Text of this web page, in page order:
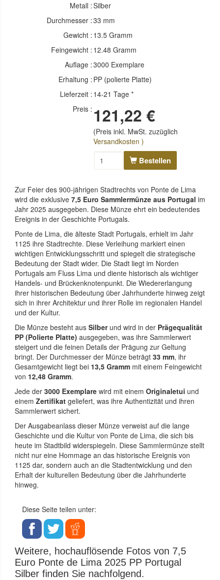
Metall :Silber
Durchmesser :33 mm
Gewicht : 13.5 Gramm
Feingewicht : 12.48 Gramm
Auflage :3000 Exemplare
Erhaltung : PP (polierte Platte)
Lieferzeit : 14-21 Tage *
Preis : 121,22 €
(Preis inkl. MwSt. zuzüglich
Versandkosten )
Bestellen
Zur Feier des 900-jährigen Stadtrechts von Ponte de Lima
wird die exklusive 7,5 Euro Sammlermünze aus Portugal im
Jahr 2025 ausgegeben. Diese Münze ehrt ein bedeutendes
Ereignis in der Geschichte Portugals.
Ponte de Lima, die älteste Stadt Portugals, erhielt im Jahr
1125 ihre Stadtrechte. Diese Verleihung markiert einen
wichtigen Entwicklungsschritt und spiegelt die strategische
Bedeutung der Stadt wider. Die Stadt liegt im Norden
Portugals am Fluss Lima und diente historisch als wichtiger
Handels- und Brückenknotenpunkt. Die Wiedererlangung
ihrer historischen Bedeutung über Jahrhunderte hinweg zeigt
sich in ihrer Architektur und ihrer Rolle im regionalen Handel
und der Kultur.
Die Münze besteht aus Silberund wird in der Prägequalität
PP (Polierte Platte) ausgegeben, was ihre Sammlerwert
steigert und die feinen Details der Prägung zur Geltung
bringt. Der Durchmesser der Münze beträgt 33 mm, ihr
Gesamtgewicht liegt bei 13,5 Gramm mit einem Feingewicht
von 12,48 Gramm.
Jede der 3000 Exemplare wird mit einem Originaletui und
einem Zertifikat geliefert, was ihre Authentizität und ihren
Sammlerwert sichert.
Der Ausgabeanlass dieser Münze verweist auf die lange
Geschichte und die Kultur von Ponte de Lima, die sich bis
heute im Stadtbild widerspiegeln. Diese Sammlermünze stellt
nicht nur eine Hommage an das historische Ereignis von
1125 dar, sondern auch an die Stadtentwicklung und den
Erhalt der kulturellen Bedeutung über die Jahrhunderte
hinweg.
Diese Seite teilen unter:
Weitere, hochauflösende Fotos von 7,5
Euro Ponte de Lima 2025 PP Portugal
Silber finden Sie nachfolgend.